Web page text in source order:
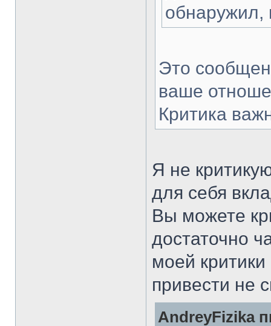
обнаружил,
Это
ваше
Критика
Я не
для себя
Вы можете
достаточно
моей
привести не
AndreyFizika